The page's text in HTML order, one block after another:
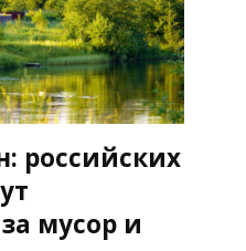
российских
мусор и